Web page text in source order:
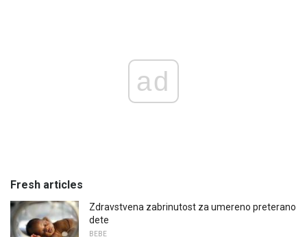
ad
Fresh articles
Zdravstvena zabrinutost za umereno preterano
dete
BEBE